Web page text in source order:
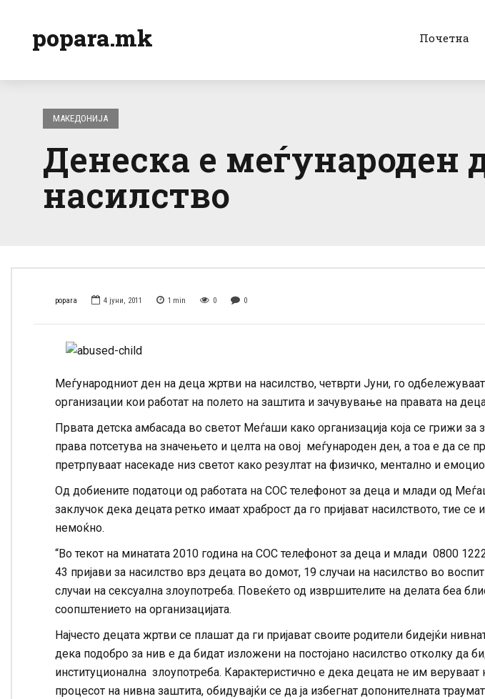
popara.mk Почетна
МАКЕДОНИЈА
Денеска е меѓународен
насилство
popara 4 јуни, 2011 1 min 0 0
Меѓународниот ден на деца жртви на насилство, четврти Јуни, го
организации кои работат на полето на заштита и зачувување на правата на
Првата детска амбасада во светот Меѓаши како организација која се грижи за
права потсетува на значењето и целта на овој меѓународен ден, а тоа е да се
претрпуваат насекаде низ светот како резултат на физичко, ментално и
Од добиените податоци од работата на СОС телефонот за деца и млади од
заклучок дека децата ретко имаат храброст да го пријават насилството, тие
немоќно.
“Во текот на минатата 2010 година на СОС телефонот за деца и млади 0800
43 пријави за насилство врз децата во домот, 19 случаи на насилство во
случаи на сексуална злоупотреба. Повеќето од извршителите на делата беа
соопштението на организацијата.
Најчесто децата жртви се плашат да ги пријават своите родители бидејќи
дека подобро за нив е да бидат изложени на постојано насилство отколку да
институционална злоупотреба. Карактеристично е дека децата не им
процесот на нивна заштита, обидувајќи се да ја избегнат допонителната